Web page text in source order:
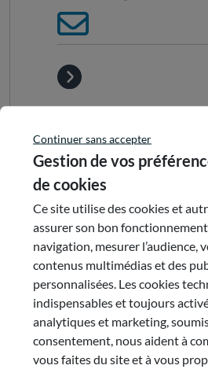
Actualités partageant
thématique
31 mars 2026
Prix du
Lancement de la sixième édition
#Innovation#CESER
Continuer sans accepter
Gestion de vos
de cookies
Ce site utilise des cookies et
assurer son bon
navigation, mesurer l’audience,
contenus multimédias et des
personnalisées. Les cookies
indispensables et toujours
analytiques et marketing,
consentement, nous aident à
vous faites du site et à vous